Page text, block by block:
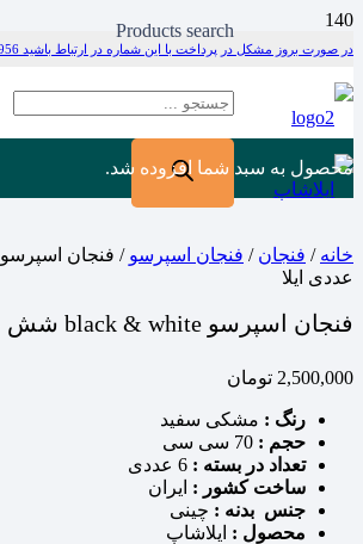
در صورت بروز مشکل در پرداخت با این شماره در ارتباط باشید 09199797956
Products search
محصول به سبد شما افزوده شد.
خانه / فنجان / فنجان اسپرسو
عددی ایلا
فنجان اسپرسو black & white شش عددی ایلا
2,500,000 تومان
رنگ : مشکی سفید
حجم :
تعداد در بسته :
ساخت کشور : ایران
جنس بدنه : چینی
محصول : ایلاشاپ